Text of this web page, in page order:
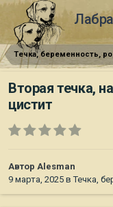
Течка, беременность,
Вторая течка,
цистит
Автор Alesman
9 марта, 2025 вТечка,